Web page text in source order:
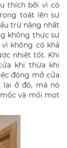
thích bởi vì có
toát lên sự
trừ nặng nhất
không thực sự
không có khả
nhiệt tốt. Khi
khi thừa khi
đóng mở cửa
lại ở đó, mà nó
và mối mọt